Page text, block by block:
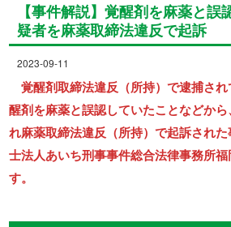
【事件解説】覚醒剤を麻薬と誤
疑者を麻薬取締法違反で起訴
2023-09-11
覚醒剤取締法違反（所持）で逮捕さ
醒剤を麻薬と誤認していたことなどか
れ麻薬取締法違反（所持）で起訴され
士法人あいち刑事事件総合法律事務所
す。